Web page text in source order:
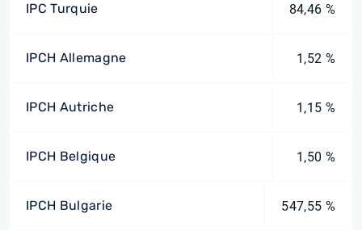
IPC Turquie 84,46 %
IPCH Allemagne 1,52 %
IPCH Autriche 1,15 %
IPCH Belgique 1,50 %
IPCH Bulgarie 547,55 %